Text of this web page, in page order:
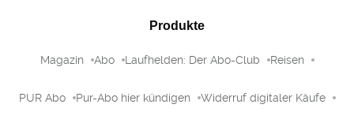
Produkte
Magazin Abo Laufhelden: Der Abo-Club Reisen
PUR Abo Pur-Abo hier kündigen Widerruf digitaler Käufe